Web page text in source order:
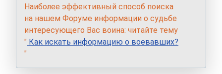
Наиболее эффективный способ поиска
на нашем Форуме информации о судьбе
интересующего Вас воина: читайте тему
" Как искать информацию о воевавших?
"